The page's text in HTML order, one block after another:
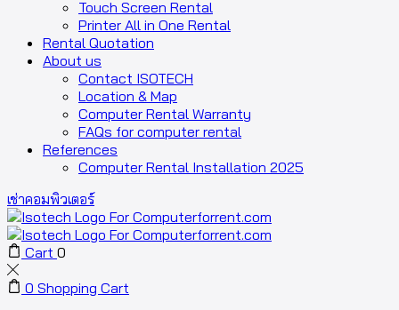
Touch Screen Rental
Printer All in One Rental
Rental Quotation
About us
Contact ISOTECH
Location & Map
Computer Rental Warranty
FAQs for computer rental
References
Computer Rental Installation 2025
เช่าคอมพิวเตอร์
Cart 0
0 Shopping Cart